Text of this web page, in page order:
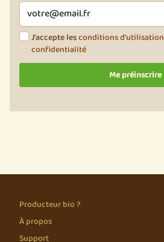
J'accepte lesconditions d'utilisation
confidentialité
Producteur bio ?
À propos
Support